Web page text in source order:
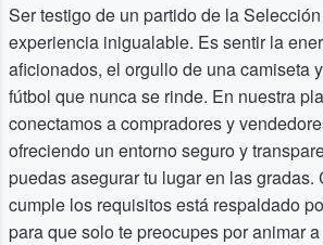
Ser testigo de un partido de la
experiencia inigualable. Es sentir la
aficionados, el orgullo de una camiseta
fútbol que nunca se rinde. En nuestra
conectamos a compradores y
ofreciendo un entorno seguro y
puedas asegurar tu lugar en las gradas.
cumple los requisitos está respaldado
para que solo te preocupes por animar